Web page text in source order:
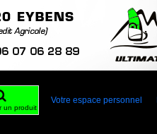
un produit
Votre espace personnel